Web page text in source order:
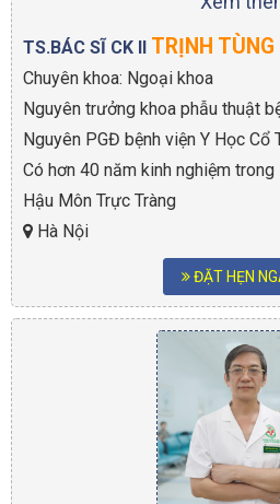
TS.BÁC SĨ CK II TRỊNH TÙNG
Chuyên khoa: Ngoại khoa
Nguyên trưởng khoa phẫu thuật
Nguyên PGĐ bệnh viện Y Học Cổ
Có hơn 40 năm kinh nghiệm
Hậu Môn Trực Tràng
Hà Nội
ĐẶT HẸN